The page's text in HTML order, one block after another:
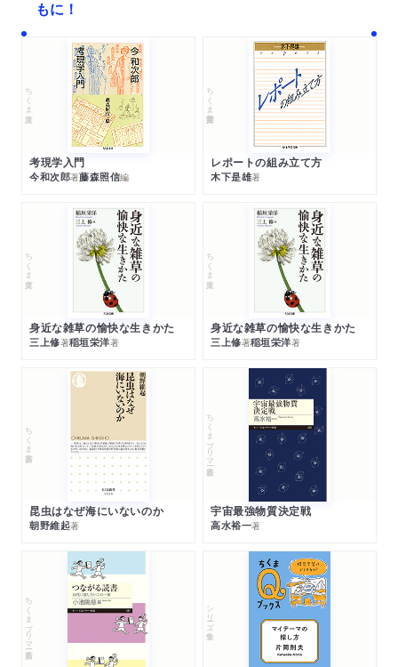
もに！
ちくま文庫
考現学入門
今和次郎著藤森照信編
ちくま学芸文庫
レポートの組み立て方
木下是雄著
ちくま文庫
身近な雑草の愉快な生きかた
三上修著稲垣栄洋著
ちくま文庫
身近な雑草の愉快な生きかた
三上修著稲垣栄洋著
ちくま新書
昆虫はなぜ海にいないのか
朝野維起著
ちくまプリマー新書
宇宙最強物質決定戦
高水裕一著
ちくまプリマー新書 シリーズ・全集